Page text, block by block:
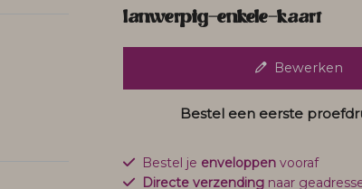
lanwerpig-enkele-kaart
Bewerken
Bestel een eerste
Bestel je enveloppenvooraf
Directe verzendingnaar